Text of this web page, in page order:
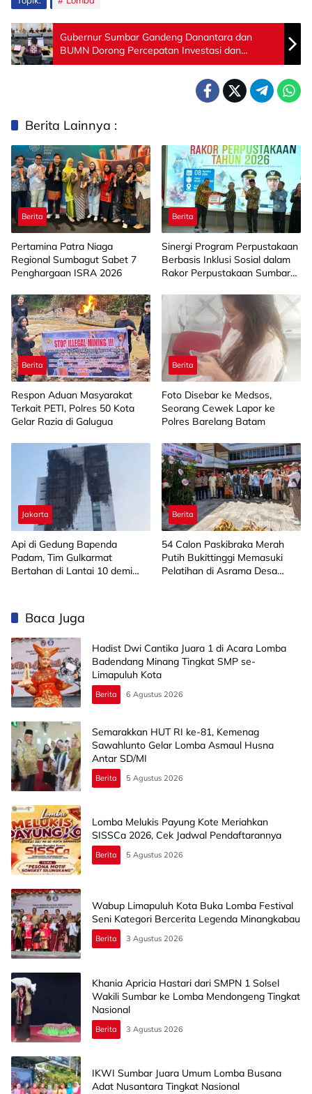
Gubernur Sumbar Gandeng Danantara dan
BUMN Dorong Percepatan Investasi dan
Penyelesaian Infrastruktur Strategis
Berita Lainnya :
Berita
Pertamina Patra Niaga
Regional Sumbagut Sabet 7
Penghargaan ISRA 2026
Berita
Sinergi Program Perpustakaan
Berbasis Inklusi Sosial dalam
Rakor Perpustakaan Sumbar
Berita
Respon Aduan Masyarakat
Terkait PETI, Polres 50 Kota
Gelar Razia di Galugua
Berita
Foto Disebar ke Medsos,
Seorang Cewek Lapor ke
Polres Barelang Batam
Jakarta
Api di Gedung Bapenda
Padam, Tim Gulkarmat
Bertahan di Lantai 10 demi
Berita
‎54 Calon Paskibraka Merah
Putih Bukittinggi Memasuki
Pelatihan di Asrama Desa
Baca Juga
Hadist Dwi Cantika Juara 1 di Acara Lomba
Badendang Minang Tingkat SMP se-
Limapuluh Kota
Berita 6 Agustus 2026
Semarakkan HUT RI ke-81, Kemenag
Sawahlunto Gelar Lomba Asmaul Husna
Antar SD/MI
Berita 5 Agustus 2026
Lomba Melukis Payung Kote Meriahkan
SISSCa 2026, Cek Jadwal Pendaftarannya
Berita 5 Agustus 2026
Wabup Limapuluh Kota Buka Lomba Festival
Seni Kategori Bercerita Legenda Minangkabau
Berita 3 Agustus 2026
Khania Apricia Hastari dari SMPN 1 Solsel
Wakili Sumbar ke Lomba Mendongeng Tingkat
Nasional
Berita 3 Agustus 2026
IKWI Sumbar Juara Umum Lomba Busana
Adat Nusantara Tingkat Nasional